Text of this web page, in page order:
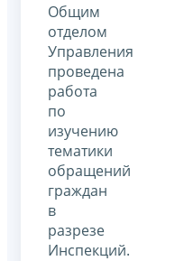
Общим
отделом
Управления
проведена
работа
по
изучению
тематики
обращений
граждан
в
разрезе
Инспекций.